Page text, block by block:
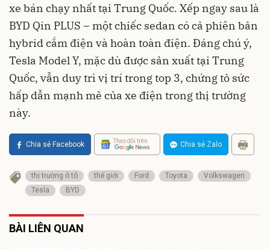
xe bán chạy nhất tại Trung Quốc. Xếp ngay sau là
BYD Qin PLUS – một chiếc sedan có cả phiên bản
hybrid cắm điện và hoàn toàn điện. Đáng chú ý,
Tesla Model Y, mặc dù được sản xuất tại Trung
Quốc, vẫn duy trì vị trí trong top 3, chứng tỏ sức
hấp dẫn mạnh mẽ của xe điện trong thị trường
này.
Chia sẻ Facebook Theo dõi trên Chia sẻ Zalo
thị trường ô tô thế giới Ford Toyota
Volkswagen
Tesla
BYD
BÀI LIÊN QUAN